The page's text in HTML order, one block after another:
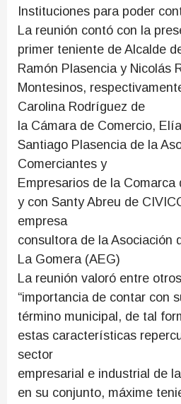
Instituciones para poder
La reunión contó con la
primer teniente de Alcalde
Ramón Plasencia y Nicolás
Montesinos,
Carolina Rodríguez de
la Cámara de Comercio,
Santiago Plasencia de la
Comerciantes y
Empresarios de la Comarca
y con Santy Abreu de
empresa
consultora de la Asociación
La Gomera (AEG)
La reunión valoró entre
“importancia de contar con
término municipal, de tal
estas características
sector
empresarial e industrial de
en su conjunto, máxime